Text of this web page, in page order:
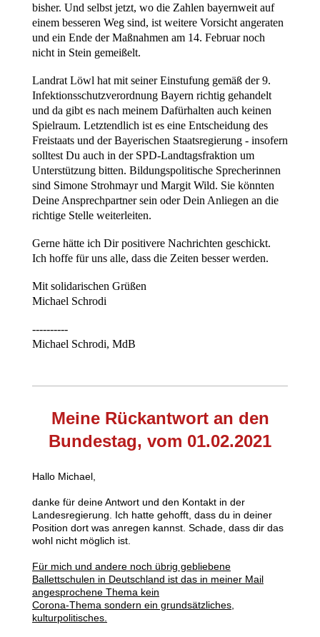
bisher. Und selbst jetzt, wo die Zahlen bayernweit auf
einem besseren Weg sind, ist weitere Vorsicht angeraten
und ein Ende der Maßnahmen am 14. Februar noch
nicht in Stein gemeißelt.
Landrat Löwl hat mit seiner Einstufung gemäß der 9.
Infektionsschutzverordnung Bayern richtig gehandelt
und da gibt es nach meinem Dafürhalten auch keinen
Spielraum. Letztendlich ist es eine Entscheidung des
Freistaats und der Bayerischen Staatsregierung - insofern
solltest Du auch in der SPD-Landtagsfraktion um
Unterstützung bitten. Bildungspolitische Sprecherinnen
sind Simone Strohmayr und Margit Wild. Sie könnten
Deine Ansprechpartner sein oder Dein Anliegen an die
richtige Stelle weiterleiten.
Gerne hätte ich Dir positivere Nachrichten geschickt.
Ich hoffe für uns alle, dass die Zeiten besser werden.
Mit solidarischen Grüßen
Michael Schrodi
----------
Michael Schrodi, MdB
Meine Rückantwort an den
Bundestag, vom 01.02.2021
Hallo Michael,
danke für deine Antwort und den Kontakt in der
Landesregierung. Ich hatte gehofft, dass du in deiner
Position dort was anregen kannst. Schade, dass dir das
wohl nicht möglich ist.
Für mich und andere noch übrig gebliebene
Ballettschulen in Deutschland ist das in meiner Mail
angesprochene Thema kein
Corona-Thema sondern ein grundsätzliches,
kulturpolitisches.